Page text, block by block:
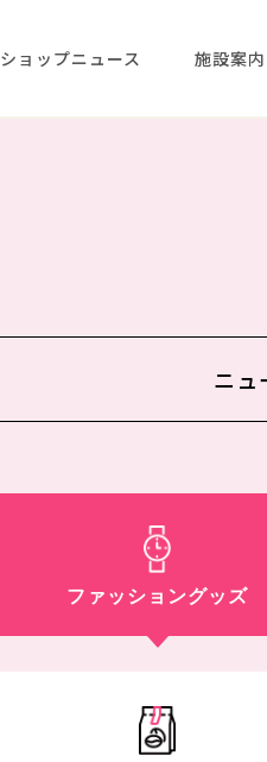
ショップニュース 施設案内
ニュ
ファッショングッズ